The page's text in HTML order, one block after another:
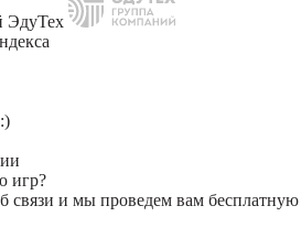
ЭдуТех
игр?
связи и мы проведем вам бесплатную